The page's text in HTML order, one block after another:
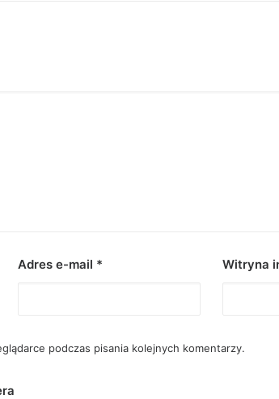
Adres e-mail * Witryna
podczas pisania kolejnych komentarzy.